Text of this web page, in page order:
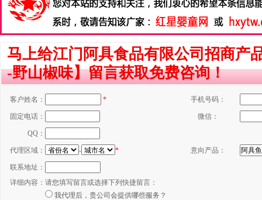
马上给江门阿具食品有限公司招商产
-野山椒味】留言获取免费咨询！
客户姓名： * 手机号码：
固定电话： 微信：
QQ：
代理区域： - * 意向产品：
联系地址：
详细内容： 请您填写留言或选择下列快捷留言：
我代理后，贵公司会提供哪些服务？